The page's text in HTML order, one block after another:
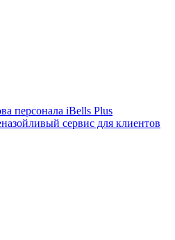
персонала iBells Plus
сервис для клиентов